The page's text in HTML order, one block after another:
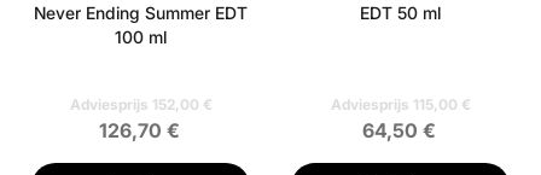
Never Ending Summer EDT
100 ml
Adviesprijs 152,00 €
126,70 €
EDT 50 ml
Adviesprijs 115,00 €
64,50 €